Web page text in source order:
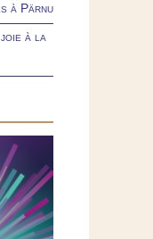
à Pärnu
à la